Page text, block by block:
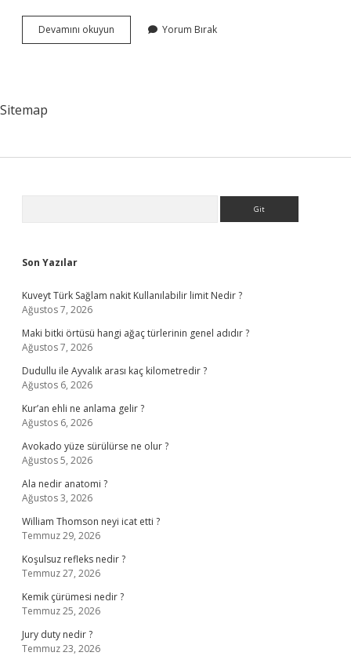
Devamını okuyun
Üstündeki
Yorum Bırak
Sitemap
Son Yazılar
Kuveyt Türk Sağlam nakit Kullanılabilir limit Nedir ?
Ağustos 7, 2026
Maki bitki örtüsü hangi ağaç türlerinin genel adıdır ?
Ağustos 7, 2026
Dudullu ile Ayvalık arası kaç kilometredir ?
Ağustos 6, 2026
Kur’an ehli ne anlama gelir ?
Ağustos 6, 2026
Avokado yüze sürülürse ne olur ?
Ağustos 5, 2026
Ala nedir anatomi ?
Ağustos 3, 2026
William Thomson neyi icat etti ?
Temmuz 29, 2026
Koşulsuz refleks nedir ?
Temmuz 27, 2026
Kemik çürümesi nedir ?
Temmuz 25, 2026
Jury duty nedir ?
Temmuz 23, 2026